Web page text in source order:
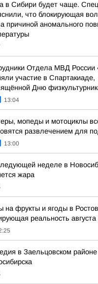
в Сибири будет чаще.
что блокирующая
причиной аномального
Отдела МВД России
участие в Спартакиаде,
Дню
13:04
мопеды и мотоциклы
развлечением для
13:00
неделе в
жара
на фрукты и ягоды в
реальность августа
в Заельцовском районе